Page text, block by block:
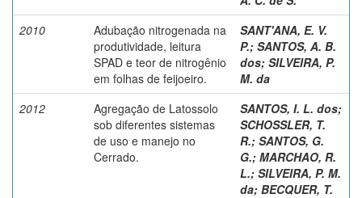
2010
Adubação nitrogenada na
produtividade, leitura
SPAD e teor de nitrogênio
em folhas de feijoeiro.
SANT'ANA, E. V.
P.; SANTOS, A. B.
dos; SILVEIRA, P.
M. da
2012
Agregação de Latossolo
sob diferentes sistemas
de uso e manejo no
Cerrado.
SANTOS, I. L. dos;
SCHOSSLER, T.
R.; SANTOS, G.
G.; MARCHAO, R.
L.; SILVEIRA, P. M.
da; BECQUER, T.